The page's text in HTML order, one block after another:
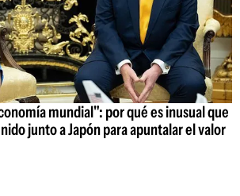
mundial": por qué es inusual que
junto a Japón para apuntalar el valor